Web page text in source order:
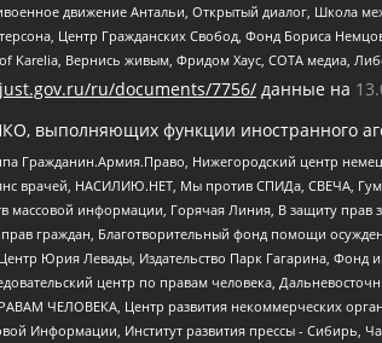
движение Антальи, Открытый диалог, Школа
Центр Гражданских Свобод, Фонд Бориса
Karelia, Вернись живым, Фридом Хаус, СОТА медиа,
ru/documents/7756/ данные на
выполняющих функции иностранного
Гражданин.Армия.Право, Нижегородский центр
врачей, НАСИЛИЮ.НЕТ, Мы против СПИДа, СВЕЧА,
массовой информации, Горячая Линия, В защиту
граждан, Благотворительный фонд помощи
Юрия Левады, Издательство Парк Гагарина,
центр по правам человека,
ЧЕЛОВЕКА, Центр развития некоммерческих
Информации, Институт развития прессы - Сибирь,